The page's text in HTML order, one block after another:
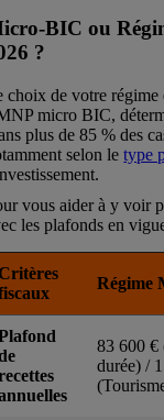
BIC ou
?
choix de votre régime
micro BIC,
plus de 85 % des
selon letype
vous aider à y voir
les plafonds en
Régime
83 600 €
durée) /